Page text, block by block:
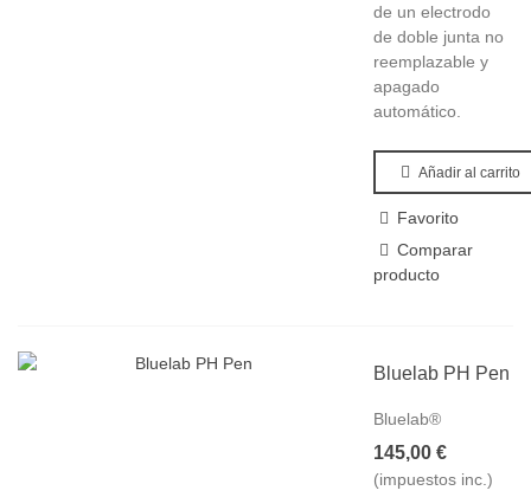
de un electrodo
de doble junta no
reemplazable y
apagado
automático.
Añadir al carrito
Favorito
Comparar
producto
Bluelab PH Pen
Bluelab®
145,00 €
(impuestos inc.)